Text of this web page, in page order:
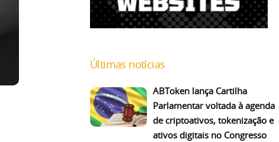
Últimas notícias
ABToken lança Cartilha
Parlamentar voltada à agenda
de criptoativos, tokenização e
ativos digitais no Congresso